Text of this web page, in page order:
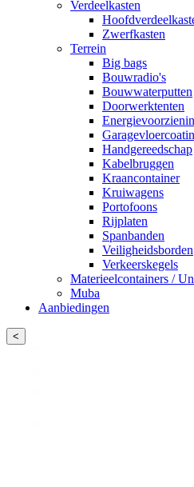
Verdeelkasten
Zwerfkasten
Terrein
Big bags
Bouwradio's
Bouwwaterputten
Doorwerktenten
Handgereedschap
Kabelbruggen
Kraancontainer
Kruiwagens
Portofoons
Rijplaten
Spanbanden
Veiligheidsborden
Verkeerskegels
Materieelcontainers /
Muba
Aanbiedingen
<